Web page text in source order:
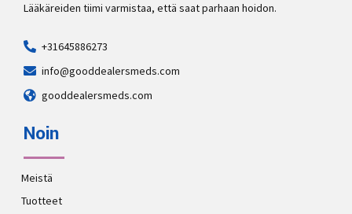
Lääkäreiden tiimi varmistaa, että saat parhaan hoidon.
+31645886273
info@gooddealersmeds.com
gooddealersmeds.com
Noin
Meistä
Tuotteet